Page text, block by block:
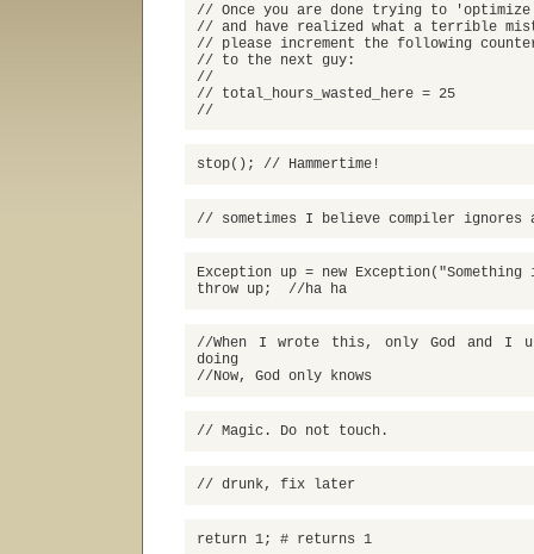
// Once you are done trying to
// and have realized what a terrible
// please increment the following
// to the next guy:
//
// total_hours_wasted_here = 25
//
stop(); // Hammertime!
// sometimes I believe compiler ignores
Exception up = new
throw up; //ha ha
//When I wrote this, only God and I
doing
//Now, God only knows
// Magic. Do not touch.
// drunk, fix later
return 1; # returns 1